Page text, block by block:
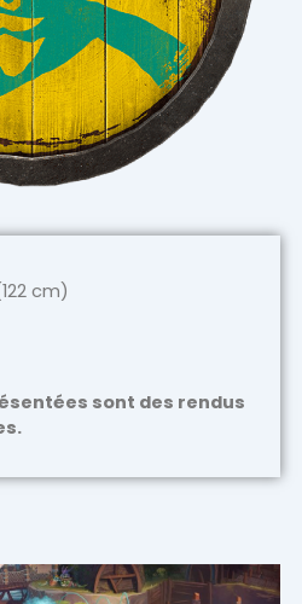
cm)
sont des rendus